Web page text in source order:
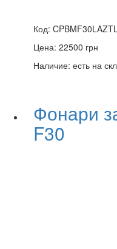
Код:
Цена: 22500 грн
Наличие: есть на
Фонари
F30